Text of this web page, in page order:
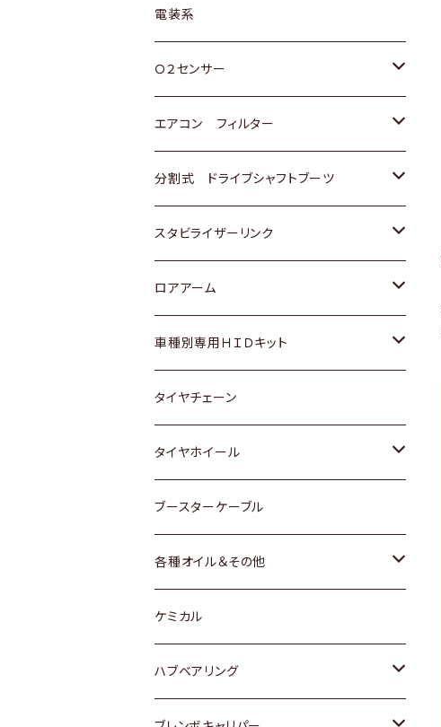
日野
三菱
スバル
マツダ
三菱
スバル
日産
ダイハツ
マツダ
三菱
スバル
スズキ
ダイハツ
三菱
スバル
トヨタ
ホンダ
スズキ
日産
いすゞ
ダイハツ
マツダ
三菱
スバル
レクサス
電装系
Ｏ２センサー
トヨタ
ホンダ
スズキ
日産
ダイハツ
マツダ
三菱
スバル
エアコン フィルター
トヨタ
ホンダ
スズキ
日産
いすゞ
ダイハツ
マツダ
三菱
スバル
分割式 ドライブシャフトブーツ
トヨタ
ホンダ
スズキ
日産
ダイハツ
スバル
スタビライザーリンク
トヨタ
ホンダ
スズキ
日産
ダイハツ
マツダ
ロアアーム
ホンダ
スズキ
日産
ダイハツ
マツダ
スバル
車種別専用ＨＩＤキット
トヨタ
マツダ
タイヤチェーン
タイヤホイール
トヨタ
ホンダ
スズキ
日産
ブースターケーブル
各種オイル＆その他
ディーデル洗浄添加剤
ケミカル
ハブベアリング